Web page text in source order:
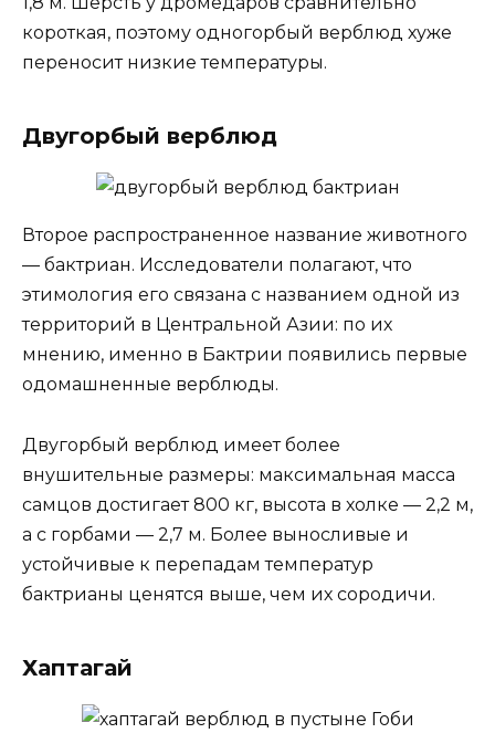
короткая, поэтому одногорбый верблюд хуже
переносит низкие температуры.
Двугорбый верблюд
Второе распространенное название животного
— бактриан. Исследователи полагают, что
этимология его связана с названием одной из
территорий в Центральной Азии: по их
мнению, именно в Бактрии появились первые
одомашненные верблюды.
Двугорбый верблюд имеет более
внушительные размеры: максимальная масса
самцов достигает 800 кг, высота в холке — 2,2 м,
а с горбами — 2,7 м. Более выносливые и
устойчивые к перепадам температур
бактрианы ценятся выше, чем их сородичи.
Хаптагай